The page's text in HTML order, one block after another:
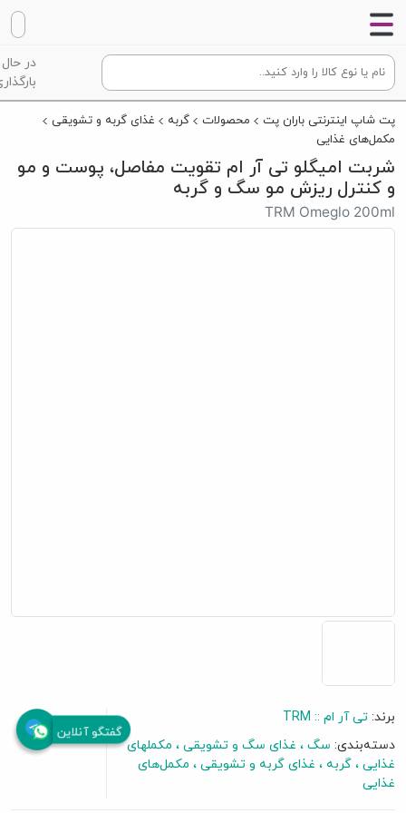
در حال
پت شاپ اینترنتی باران پت محصولات گربه
غذای گربه و تشویقی
مکمل‌های غذایی
شربت امیگلو تی آر ام تقویت مفاصل، پوست و مو
و کنترل ریزش مو سگ و گربه
TRM Omeglo 200ml
برند: تی آر ام :: TRM
دسته‌بندی: سگ غذای سگ و تشویقی
مکملهای
غذایی
گربه غذای گربه و تشویقی
مکمل‌های
غذایی
گفتگو آنلاین